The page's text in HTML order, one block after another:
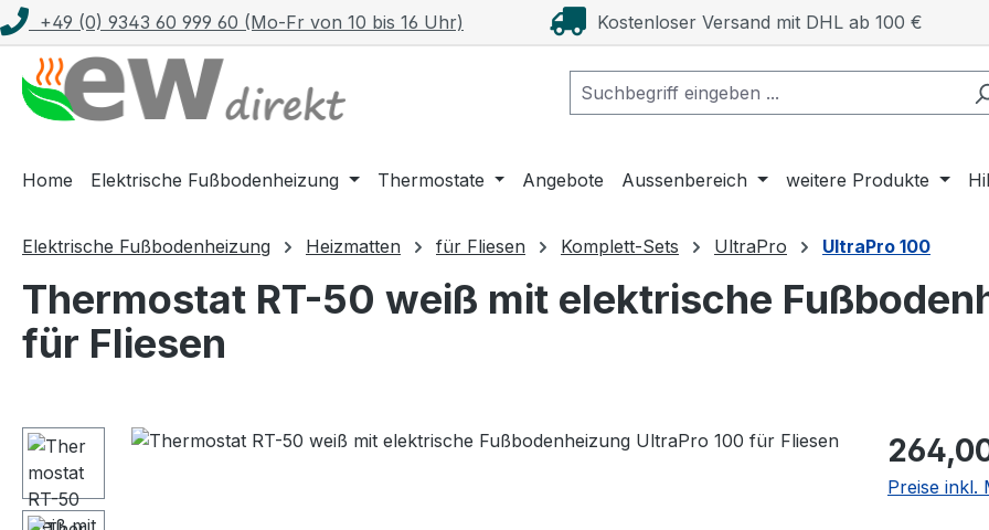
Hauptinhalt springen
Zur Suche springen
Zur Hauptnavigation springen
+49 (0) 9343 60 999 60 (Mo-Fr von 10 bis 16 Uhr) Kostenloser Versand mit DHL ab 100 €
Home Elektrische Fußbodenheizung Thermostate Angebote Aussenbereich weitere Produkte
Elektrische Fußbodenheizung Heizmatten für Fliesen Komplett-Sets UltraPro UltraPro 100
Thermostat RT-50 weiß mit elektrische
für Fliesen
Bildergalerie überspringen Regulärer
Preise inkl.